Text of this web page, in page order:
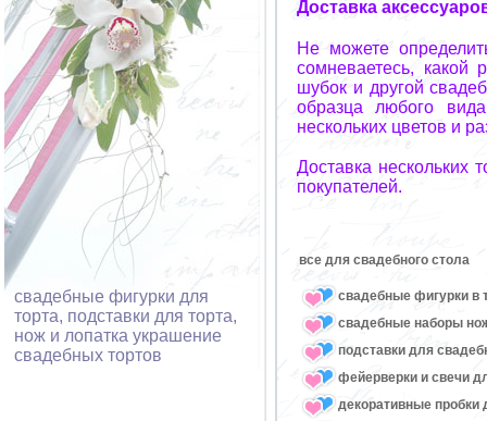
свадебные фигурки для
торта, подставки для торта,
нож и лопатка украшение
свадебных тортов
Доставка
Не можете
сомневаетесь, какой
шубок и другой
образца любого
нескольких цветов и
Доставка нескольких
покупателей.
все для свадебного стола
свадебные фигурки в
свадебные наборы
подставки для
фейерверки и свечи
декоративные пробки